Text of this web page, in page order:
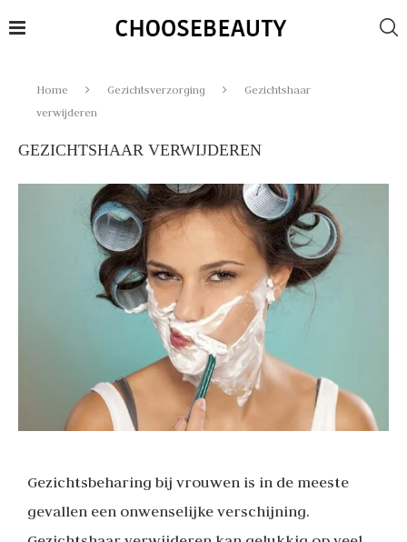
Home Gezichtsverzorging
Gezichtshaar
verwijderen
GEZICHTSHAAR VERWIJDEREN
Gezichtsbeharing bij vrouwen is in de meeste
gevallen een onwenselijke verschijning.